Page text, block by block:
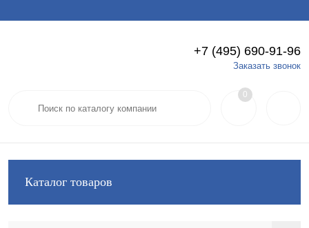
Вход Регистрация
+7 (495) 690-91-96
Заказать звонок
0
Каталог товаров